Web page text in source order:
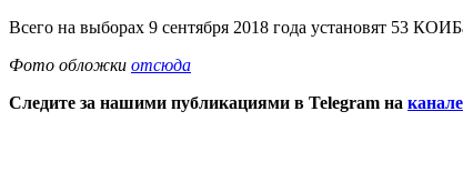
Всего на выборах 9 сентября 2018 года установят 53
Фото обложки отсюда
Следите за нашими публикациями в Telegram на